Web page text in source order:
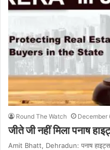
Round The Watch December
जीते जी नहीं मिला पनाष
Amit Bhatt, Dehradun: पनाष